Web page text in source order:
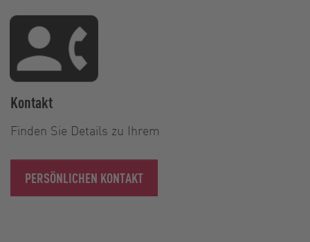
Kontakt
Finden Sie Details zu Ihrem
PERSÖNLICHEN KONTAKT